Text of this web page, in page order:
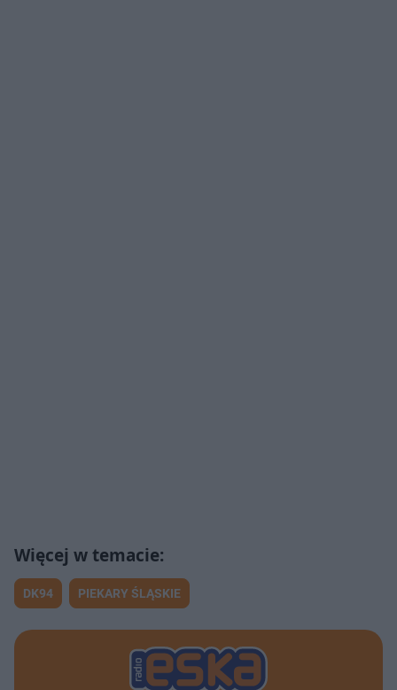
DK94 PIEKARY ŚLĄSKIE